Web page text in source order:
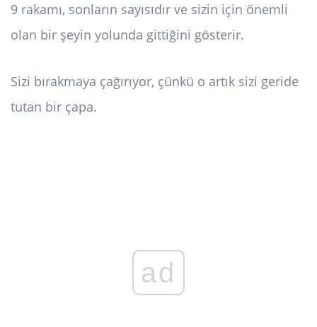
9 rakamı, sonların sayısıdır ve sizin için önemli
olan bir şeyin yolunda gittiğini gösterir.
Sizi bırakmaya çağırıyor, çünkü o artık sizi geride
tutan bir çapa.
ad